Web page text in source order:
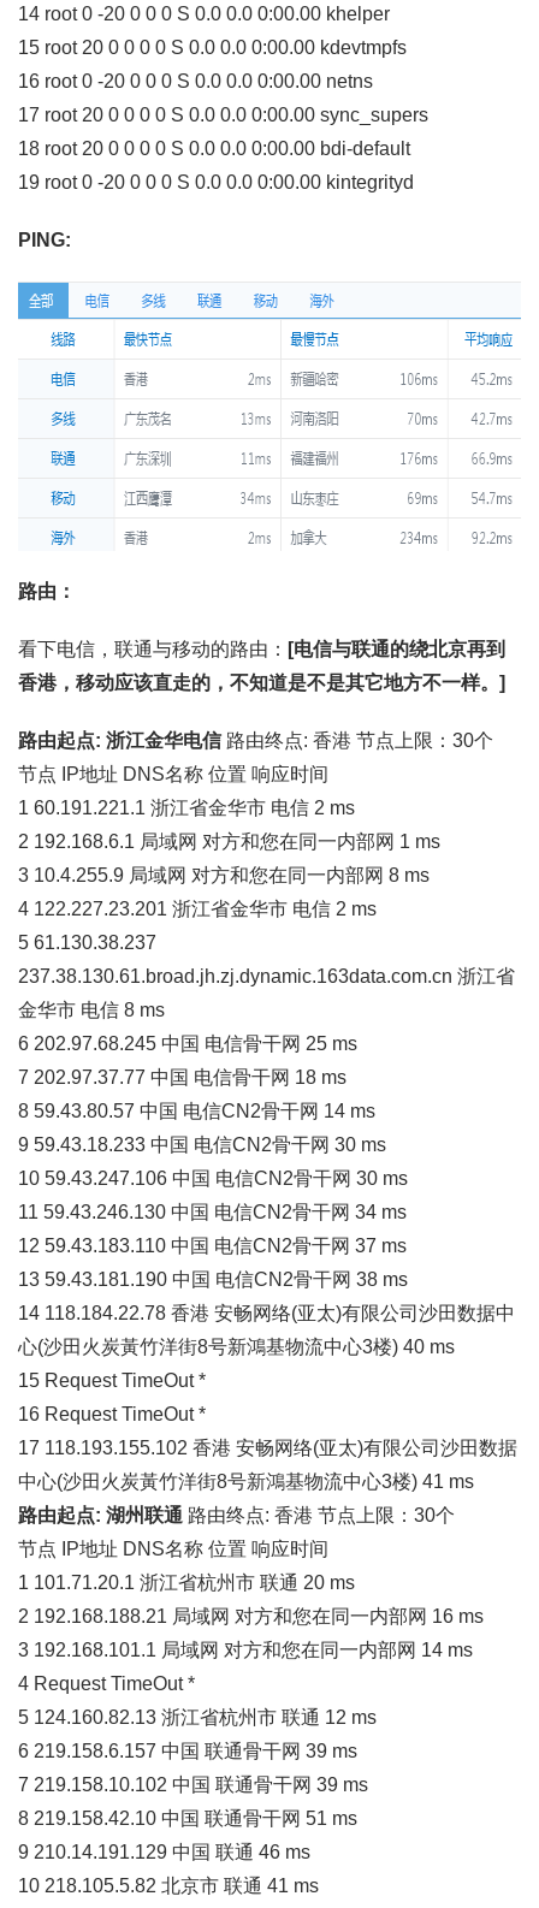
14 root 0 -20 0 0 0 S 0.0 0.0 0:00.00 khelper
15 root 20 0 0 0 0 S 0.0 0.0 0:00.00 kdevtmpfs
16 root 0 -20 0 0 0 S 0.0 0.0 0:00.00 netns
17 root 20 0 0 0 0 S 0.0 0.0 0:00.00 sync_supers
18 root 20 0 0 0 0 S 0.0 0.0 0:00.00 bdi-default
19 root 0 -20 0 0 0 S 0.0 0.0 0:00.00 kintegrityd
PING:
路由：
看下电信，联通与移动的路由： [电信与联通的绕北京再到
香港，移动应该直走的，不知道是不是其它地方不一样。]
路由起点: 浙江金华电信路由终点: 香港 节点上限：30个
节点 IP地址 DNS名称 位置 响应时间
1 60.191.221.1 浙江省金华市 电信 2 ms
2 192.168.6.1 局域网 对方和您在同一内部网 1 ms
3 10.4.255.9 局域网 对方和您在同一内部网 8 ms
4 122.227.23.201 浙江省金华市 电信 2 ms
5 61.130.38.237
237.38.130.61.broad.jh.zj.dynamic.163data.com.cn 浙江省
金华市 电信 8 ms
6 202.97.68.245 中国 电信骨干网 25 ms
7 202.97.37.77 中国 电信骨干网 18 ms
8 59.43.80.57 中国 电信CN2骨干网 14 ms
9 59.43.18.233 中国 电信CN2骨干网 30 ms
10 59.43.247.106 中国 电信CN2骨干网 30 ms
11 59.43.246.130 中国 电信CN2骨干网 34 ms
12 59.43.183.110 中国 电信CN2骨干网 37 ms
13 59.43.181.190 中国 电信CN2骨干网 38 ms
14 118.184.22.78 香港 安畅网络(亚太)有限公司沙田数据中
心(沙田火炭黃竹洋街8号新鴻基物流中心3楼) 40 ms
15 Request TimeOut *
16 Request TimeOut *
17 118.193.155.102 香港 安畅网络(亚太)有限公司沙田数据
中心(沙田火炭黃竹洋街8号新鴻基物流中心3楼) 41 ms
路由起点: 湖州联通 路由终点: 香港 节点上限：30个
节点 IP地址 DNS名称 位置 响应时间
1 101.71.20.1 浙江省杭州市 联通 20 ms
2 192.168.188.21 局域网 对方和您在同一内部网 16 ms
3 192.168.101.1 局域网 对方和您在同一内部网 14 ms
4 Request TimeOut *
5 124.160.82.13 浙江省杭州市 联通 12 ms
6 219.158.6.157 中国 联通骨干网 39 ms
7 219.158.10.102 中国 联通骨干网 39 ms
8 219.158.42.10 中国 联通骨干网 51 ms
9 210.14.191.129 中国 联通 46 ms
10 218.105.5.82 北京市 联通 41 ms